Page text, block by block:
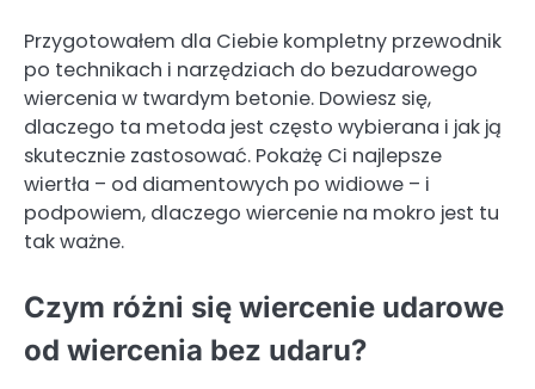
Przygotowałem dla Ciebie kompletny przewodnik
po technikach i narzędziach do bezudarowego
wiercenia w twardym betonie. Dowiesz się,
dlaczego ta metoda jest często wybierana i jak ją
skutecznie zastosować. Pokażę Ci najlepsze
wiertła – od diamentowych po widiowe – i
podpowiem, dlaczego wiercenie na mokro jest tu
tak ważne.
Czym różni się wiercenie udarowe
od wiercenia bez udaru?